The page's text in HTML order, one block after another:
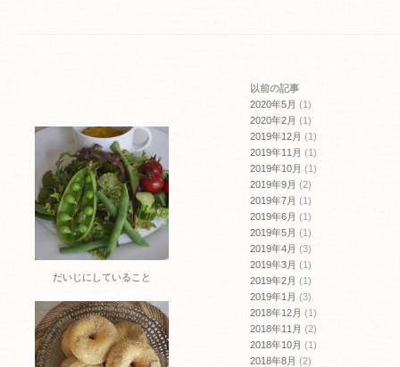
だいじにしていること
以前の記事
2020年5月 (1)
2020年2月 (1)
2019年12月 (1)
2019年11月 (1)
2019年10月 (1)
2019年9月 (2)
2019年7月 (1)
2019年6月 (1)
2019年5月 (1)
2019年4月 (3)
2019年3月 (1)
2019年2月 (1)
2019年1月 (3)
2018年12月 (1)
2018年11月 (2)
2018年10月 (1)
2018年8月 (2)